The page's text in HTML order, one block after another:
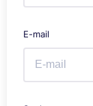
E-mail